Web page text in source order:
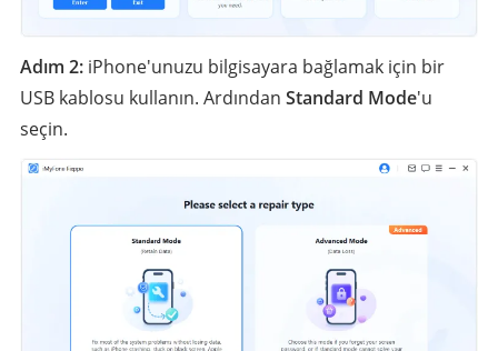
Adım 2: iPhone'unuzu bilgisayara bağlamak için bir
USB kablosu kullanın. Ardından Standard Mode'u
seçin.